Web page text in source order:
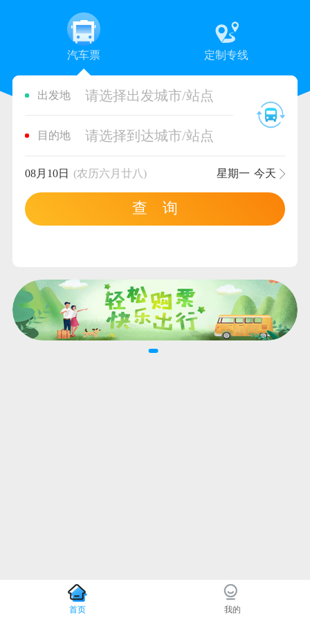
汽车票 定制专线
出发地 请选择出发城市/站点
目的地 请选择到达城市/站点
08月10日 (农历六月廿八) 星期一 今天
查 询
首页 我的